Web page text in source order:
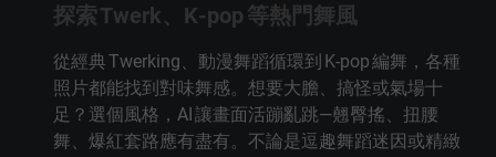
探索 Twerk、K‑pop 等熱門舞風
從經典 Twerking、動漫舞蹈循環到 K‑pop 編舞，各種
照片都能找到對味舞感。想要大膽、搞怪或氣場十
足？選個風格，AI 讓畫面活蹦亂跳—翹臀搖、扭腰
舞、爆紅套路應有盡有。不論是逗趣舞蹈迷因或精緻